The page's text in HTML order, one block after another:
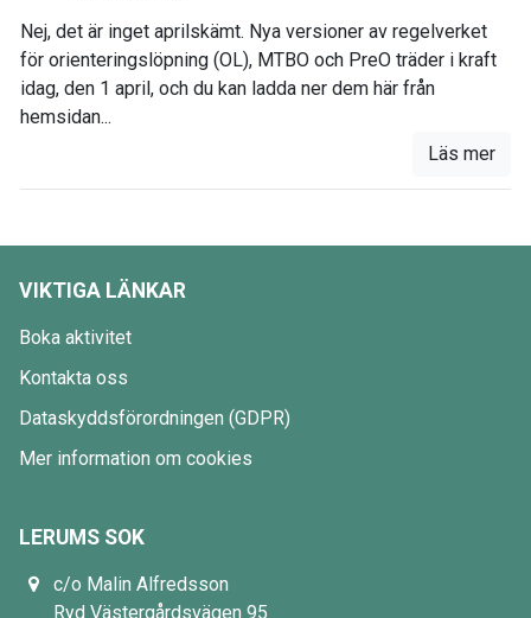
Nej, det är inget aprilskämt. Nya versioner av regelverket
för orienteringslöpning (OL), MTBO och PreO träder i kraft
idag, den 1 april, och du kan ladda ner dem här från
hemsidan...
Läs mer
VIKTIGA LÄNKAR
Boka aktivitet
Kontakta oss
Dataskyddsförordningen (GDPR)
Mer information om cookies
LERUMS SOK
c/o Malin Alfredsson
Ryd Västergårdsvägen 95